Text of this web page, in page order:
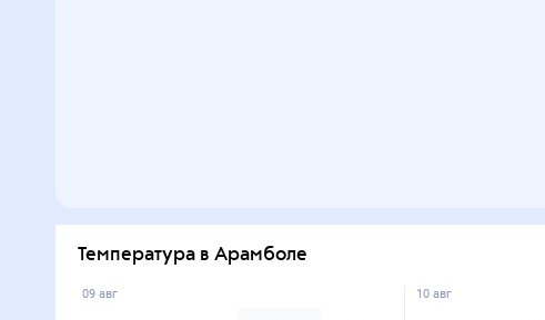
Температура в Арамболе
09 авг 10 авг